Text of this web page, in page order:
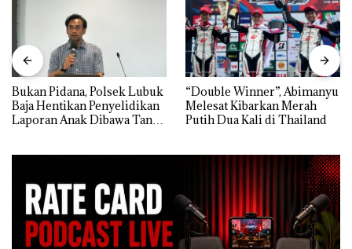
Bukan Pidana, Polsek Lubuk
Baja Hentikan Penyelidikan
Laporan Anak Dibawa Tanpa
“Double Winner”, Abimanyu
Melesat Kibarkan Merah
Putih Dua Kali di Thailand